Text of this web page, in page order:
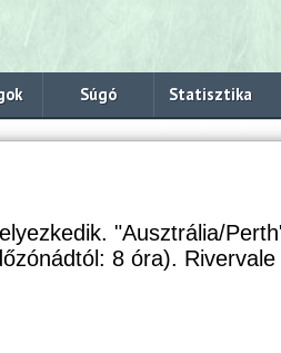
Súgó Statisztika
"Ausztrália/
8 óra).